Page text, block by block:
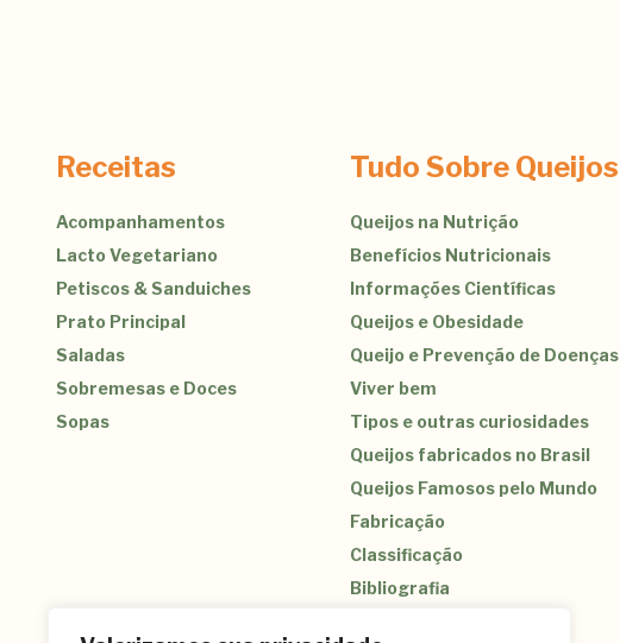
Receitas
Acompanhamentos
Lacto Vegetariano
Petiscos & Sanduiches
Prato Principal
Saladas
Sobremesas e Doces
Sopas
Tudo Sobre Queijos
Queijos na Nutrição
Benefícios Nutricionais
Informações Científicas
Queijos e Obesidade
Queijo e Prevenção de Doenças
Viver bem
Tipos e outras curiosidades
Queijos fabricados no Brasil
Queijos Famosos pelo Mundo
Fabricação
Classificação
Bibliografia